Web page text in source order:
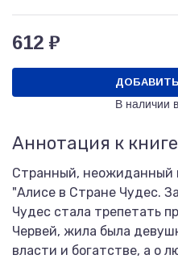
612 ₽
В наличии в
Аннотация к
Странный, неожиданный
"Алисе в Стране Чудес.
Чудес стала трепетать
Червей, жила была
власти и богатстве, а о